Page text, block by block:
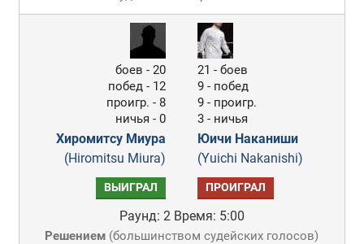
боев - 20
побед - 12
проигр. - 8
ничья - 0
Хиромитсу Миура
(Hiromitsu Miura)
21 - боев
9 - побед
9 - проигр.
3 - ничья
Юичи Наканиши
(Yuichi Nakanishi)
ВЫИГРАЛ ПРОИГРАЛ
Раунд: 2 Время: 5:00
Решением (большинством судейских голосов)